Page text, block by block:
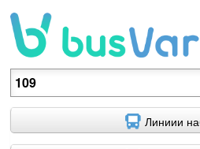
Потърсете спирка или линия.
Линиии